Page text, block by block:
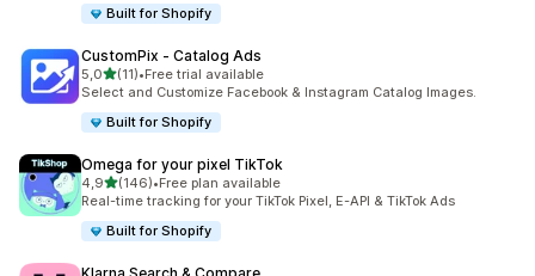
Built for Shopify
CustomPix ‑ Catalog Ads
5,0stelle su 5
(11)
11 recensioni totali
•Free trial available
Select and Customize Facebook & Instagram Catalog Images.
Built for Shopify
Omega for your pixel TikTok
4,9stelle su 5
(146)
146 recensioni totali
•Free plan available
Real-time tracking for your TikTok Pixel, E-API & TikTok Ads
Built for Shopify